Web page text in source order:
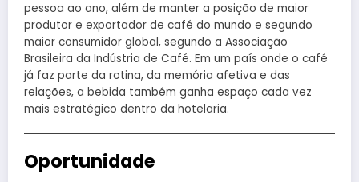
pessoa ao ano, além de manter a posição de maior
produtor e exportador de café do mundo e segundo
maior consumidor global, segundo a Associação
Brasileira da Indústria de Café. Em um país onde o café
já faz parte da rotina, da memória afetiva e das
relações, a bebida também ganha espaço cada vez
mais estratégico dentro da hotelaria.
Oportunidade